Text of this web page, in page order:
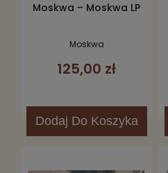
Moskwa – Moskwa LP
Moskwa
125,00 zł
Dodaj Do Koszyka